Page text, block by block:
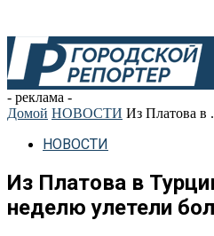
- реклама -
Домой НОВОСТИ Из Платова в
НОВОСТИ
Из Платова в
неделю улетели